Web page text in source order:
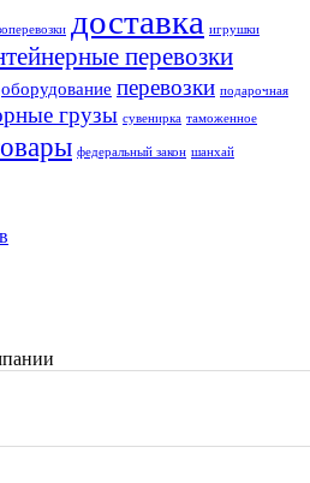
доставка игрушки
перевозки
оборудование перевозки подарочная
грузы сувенирка таможенное
федеральный закон шанхай